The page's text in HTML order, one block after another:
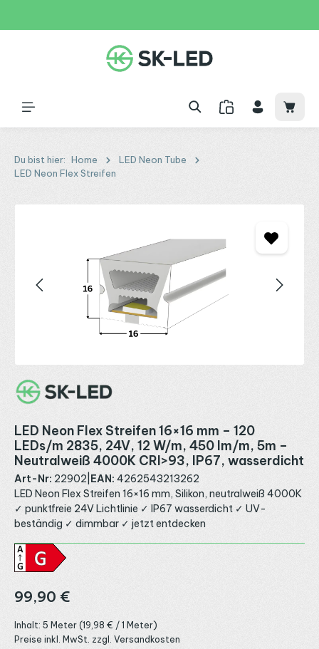
Du bist hier: Home
LED Neon Tube
LED Neon Flex Streifen
LED Neon Flex Streifen 16×16 mm – 120
LEDs/m 2835, 24V, 12 W/m, 450 lm/m, 5m –
Neutralweiß 4000K CRI>93, IP67, wasserdicht
Art-Nr: 22902 EAN: 4262543213262
LED Neon Flex Streifen 16×16 mm, Silikon, neutralweiß 4000K
✓ punktfreie 24V Lichtlinie ✓ IP67 wasserdicht ✓ UV-
beständig ✓ dimmbar ✓ jetzt entdecken
Regulärer Preis:
99,90 €
Inhalt: 5 Meter (19,98 € / 1 Meter)
Preise inkl. MwSt. zzgl. Versandkosten